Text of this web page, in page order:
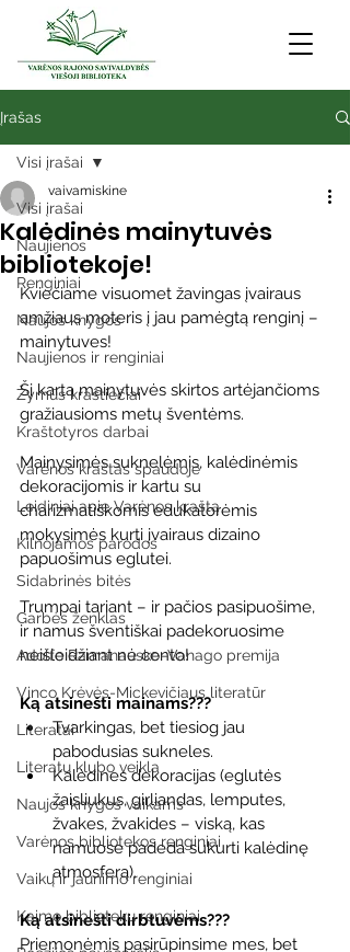
Įrašas
Visi įrašai
Naujienos
Renginiai
Naujos knygos
Naujienos ir renginiai
Žymūs kraštiečiai
Kraštotyros darbai
Varėnos kraštas spaudoje
Leidiniai apie Varėnos kraštą
Kilnojamos parodos
Sidabrinės bitės
Garbės ženklas
Adolfo Ramanausko–Vanago premija
Vinco Krėvės-Mickevičiaus literatūr
Literatai
Literatų klubo veikla
Naujos knygos vaikams
Varėnos bibliotekos renginiai
Vaikų ir jaunimo renginiai
Kaimo bibliotekų renginiai
Visi įrašai
Kalėdinės mainytuvės
bibliotekoje!
vaivamiskine
Kviečiame visuomet žavingas įvairaus
amžiaus moteris į jau pamėgtą renginį –
mainytuves!
Šį kartą mainytuvės skirtos artėjančioms
gražiausioms metų šventėms.
Mainysimės suknelėmis, kalėdinėmis
dekoracijomis ir kartu su
charizmatiškomis edukatorėmis
mokysimės kurti įvairaus dizaino
papuošimus eglutei.
Trumpai tariant – ir pačios pasipuošime,
ir namus šventiškai padekoruosime
neišleidžiant nė cento!
️Ką atsinešti mainams???
Tvarkingas, bet tiesiog jau
pabodusias sukneles.
Kalėdines dekoracijas (eglutės
žaisliukus, girliandas, lemputes,
žvakes, žvakides – viską, kas
namuose padeda sukurti kalėdinę
atmosferą).
️Ką atsinešti dirbtuvėms???
Priemonėmis pasirūpinsime mes, bet